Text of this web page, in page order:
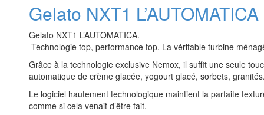
Gelato NXT1
Gelato NXT1 L’AUTOMATICA.
Technologie top, performance top. La véritable turbine
Grâce à la technologie exclusive Nemox, il suffit une seule
automatique de crème glacée, yogourt glacé, sorbets,
Le logiciel hautement technologique maintient la parfaite
comme si cela venait d’être fait.